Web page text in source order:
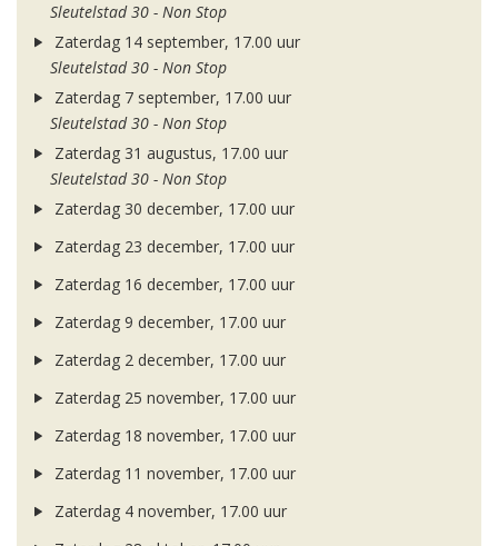
Sleutelstad 30 - Non Stop
Zaterdag 14 september, 17.00 uur
Sleutelstad 30 - Non Stop
Zaterdag 7 september, 17.00 uur
Sleutelstad 30 - Non Stop
Zaterdag 31 augustus, 17.00 uur
Sleutelstad 30 - Non Stop
Zaterdag 30 december, 17.00 uur
Zaterdag 23 december, 17.00 uur
Zaterdag 16 december, 17.00 uur
Zaterdag 9 december, 17.00 uur
Zaterdag 2 december, 17.00 uur
Zaterdag 25 november, 17.00 uur
Zaterdag 18 november, 17.00 uur
Zaterdag 11 november, 17.00 uur
Zaterdag 4 november, 17.00 uur